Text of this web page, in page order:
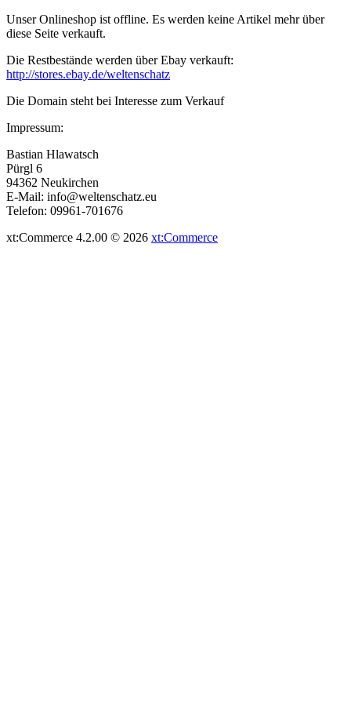
Unser Onlineshop ist offline. Es werden keine Artikel mehr über
diese Seite verkauft.
Die Restbestände werden über Ebay verkauft:
http://stores.ebay.de/weltenschatz
Die Domain steht bei Interesse zum Verkauf
Impressum:
Bastian Hlawatsch
Pürgl 6
94362 Neukirchen
E-Mail: info@weltenschatz.eu
Telefon: 09961-701676
xt:Commerce 4.2.00 © 2026 xt:Commerce